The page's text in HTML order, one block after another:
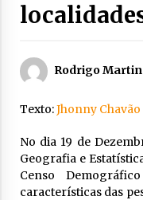
Rodrigo
Texto:Jhonny Chavão
No dia 19 de
Geografia e
Censo
características das